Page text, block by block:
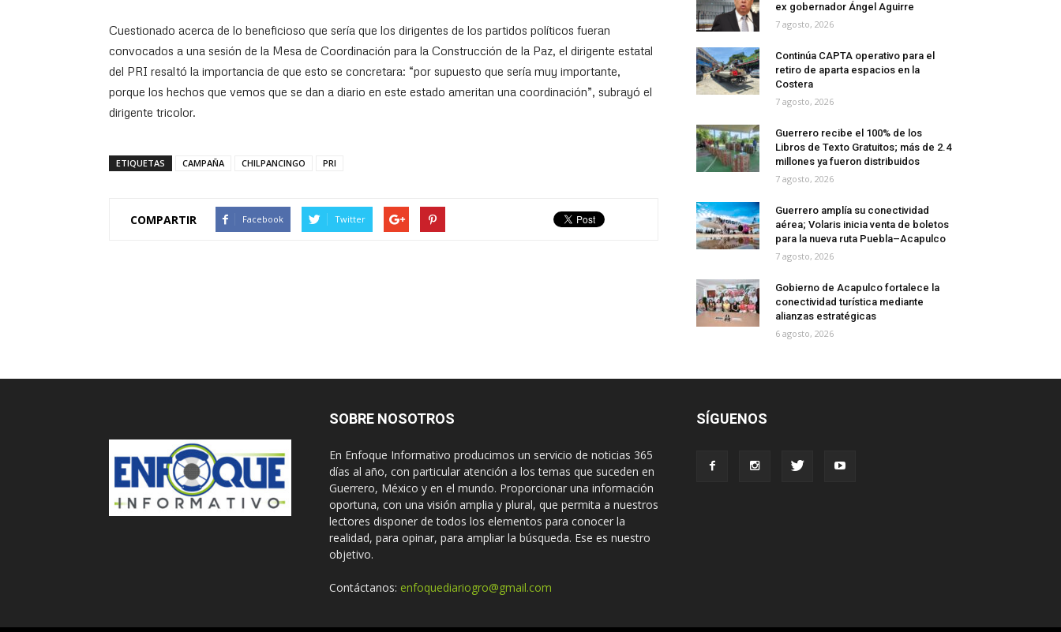
Cuestionado acerca de lo beneficioso que sería que los dirigentes de los partidos políticos fueran
convocados a una sesión de la Mesa de Coordinación para la Construcción de la Paz, el dirigente estatal
del PRI resaltó la importancia de que esto se concretara: “por supuesto que sería muy importante,
porque los hechos que vemos que se dan a diario en este estado ameritan una coordinación”, subrayó el
dirigente tricolor.
ETIQUETAS CAMPAÑA CHILPANCINGO PRI
COMPARTIR Facebook Twitter
ex gobernador Ángel Aguirre
7 agosto, 2026
Continúa CAPTA operativo para el
retiro de aparta espacios en la
Costera
7 agosto, 2026
Guerrero recibe el 100% de los
Libros de Texto Gratuitos; más de 2.4
millones ya fueron distribuidos
7 agosto, 2026
Guerrero amplía su conectividad
aérea; Volaris inicia venta de boletos
para la nueva ruta Puebla–Acapulco
7 agosto, 2026
Gobierno de Acapulco fortalece la
conectividad turística mediante
alianzas estratégicas
6 agosto, 2026
SOBRE NOSOTROS
En Enfoque Informativo producimos un servicio de noticias 365
días al año, con particular atención a los temas que suceden en
Guerrero, México y en el mundo. Proporcionar una información
oportuna, con una visión amplia y plural, que permita a nuestros
lectores disponer de todos los elementos para conocer la
realidad, para opinar, para ampliar la búsqueda. Ese es nuestro
objetivo.
Contáctanos: enfoquediariogro@gmail.com
SÍGUENOS